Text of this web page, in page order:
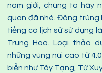
nam giới, chúng ta hãy
quan đã nhé. Đông trùng
tiếng có lịch sử sử dụng
Trung Hoa. Loại thảo
những vùng núi cao từ
biển như Tây Tạng, Tứ